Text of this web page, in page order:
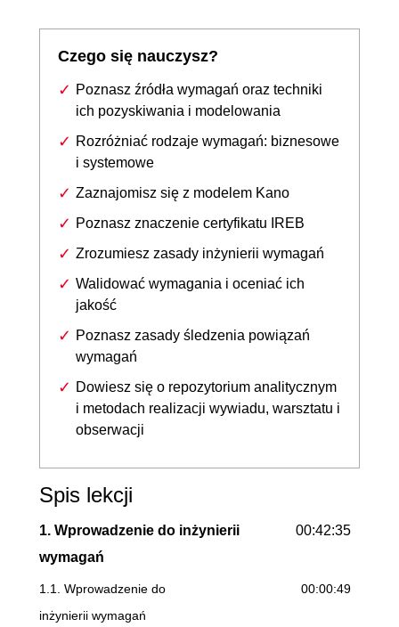
Czego się nauczysz?
Poznasz źródła wymagań oraz techniki
ich pozyskiwania i modelowania
Rozróżniać rodzaje wymagań: biznesowe
i systemowe
Zaznajomisz się z modelem Kano
Poznasz znaczenie certyfikatu IREB
Zrozumiesz zasady inżynierii wymagań
Walidować wymagania i oceniać ich
jakość
Poznasz zasady śledzenia powiązań
wymagań
Dowiesz się o repozytorium analitycznym
i metodach realizacji wywiadu, warsztatu i
obserwacji
Spis lekcji
1. Wprowadzenie do inżynierii
wymagań
00:42:35
1.1. Wprowadzenie do
inżynierii wymagań
00:00:49